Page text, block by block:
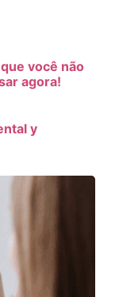
você não
agora!
y